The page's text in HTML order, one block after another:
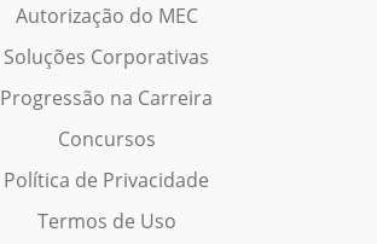
Autorização do MEC
Soluções Corporativas
Progressão na Carreira
Concursos
Política de Privacidade
Termos de Uso